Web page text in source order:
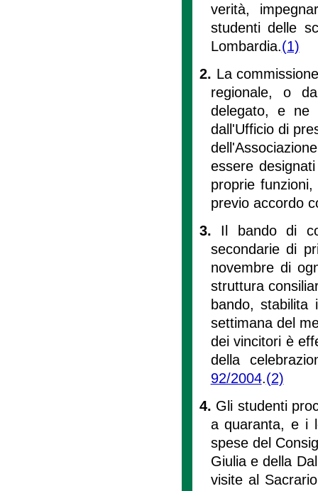
verità,
studenti delle
Lombardia.(1)
2. La
regionale, o
delegato, e ne
dall'Ufficio di
essere
proprie
previo accordo
3. Il bando di
secondarie di
novembre di
struttura
bando,
settimana del
dei vincitori è
della
92/2004.(2)
4. Gli studenti
a quaranta, e i
spese del
Giulia e della
visite al